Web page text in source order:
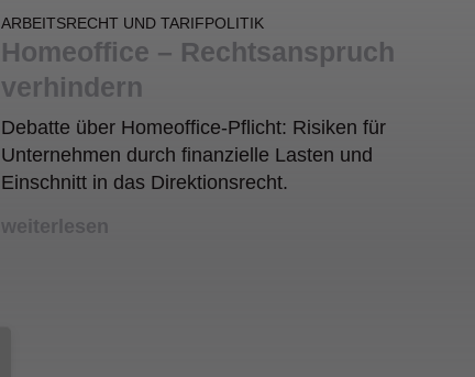
ARBEITSRECHT UND TARIFPOLITIK
Homeoffice – Rechtsanspruch
verhindern
Debatte über Homeoffice-Pflicht: Risiken für
Unternehmen durch finanzielle Lasten und
Einschnitt in das Direktionsrecht.
weiterlesen